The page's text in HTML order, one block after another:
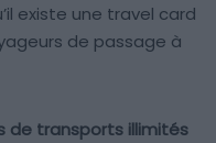
existe une travel card
de passage à
de transports illimités